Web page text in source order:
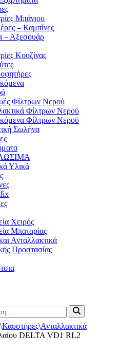
Μπάνιου
– Καμπίνες
– Αξεσουάρ
Κουζίνας
Φίλτρων Νερού
Φίλτρων Νερού
Φίλτρων Νερού
Σωλήνα
Υλικά
Χειρός
Μπαταρίας
Ανταλλακτικά
Προστασίας
\Καυστήρες\Ανταλλακτικά
DELTA VD1 RL2